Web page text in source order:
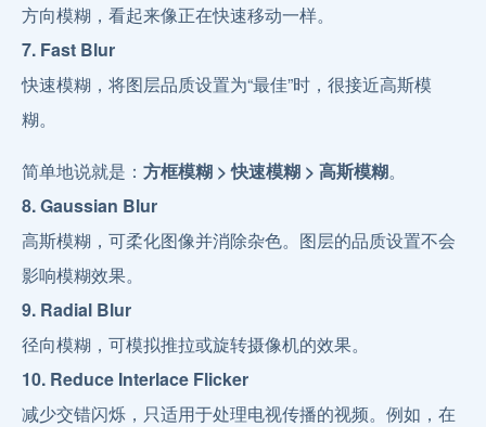
方向模糊，看起来像正在快速移动一样。
7. Fast Blur
快速模糊，将图层品质设置为“最佳”时，很接近高斯模
糊。
简单地说就是： 方框模糊 > 快速模糊 > 高斯模糊。
8. Gaussian Blur
高斯模糊，可柔化图像并消除杂色。图层的品质设置不会
影响模糊效果。
9. Radial Blur
径向模糊，可模拟推拉或旋转摄像机的效果。
10. Reduce Interlace Flicker
减少交错闪烁，只适用于处理电视传播的视频。例如，在